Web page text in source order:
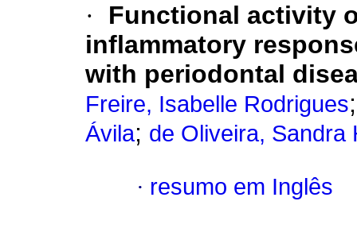
·
Functional activity
inflammatory
with periodontal
Freire, Isabelle Rodrigues
Ávila; de Oliveira, Sandra
· resumo em Inglês